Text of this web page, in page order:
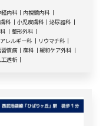
内科
内視鏡内科
科 小児皮膚科
泌尿器科
整形外科
アレルギー科
リウマチ科
慣病 産科
緩和ケア外科
工透析